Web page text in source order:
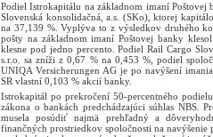
Podiel Istrokapitálu na základnom imaní
Slovenská konsolidačná, a.s. (SKo), ktorej
na 37,139 %. Vyplýva to z výsledkov druhého
pošty na základnom imaní Poštovej banky
klesne pod jedno percento. Podiel Rail Cargo
s.r.o. sa zníži z 0,67 % na 0,453 %, podiel
UNIQA Versicherungen AG je po navýšení
SR vlastní 0,103 % akcií banky.
Istrokapitál po prekročení 50-percentného
zákona o bankách predchádzajúci súhlas NBS.
musela posúdiť najmä prehľadný a
finančných prostriedkov spoločnosti na